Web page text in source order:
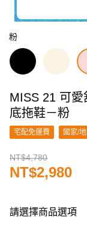
粉
MISS 21 可
底拖鞋－粉
宅配免運費 國家/
NT$4,780
NT$2,980
請選擇商品選項